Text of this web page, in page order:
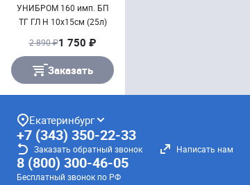
УНИБРОМ 160 имп. БП
ТГ ГЛ Н 10х15см (25л)
2 890 ₽1 750 ₽
Заказать
Екатеринбург
+7 (343) 350-22-33
Заказать обратный звонок Написать нам
8 (800) 300-46-05
Бесплатный звонок по РФ